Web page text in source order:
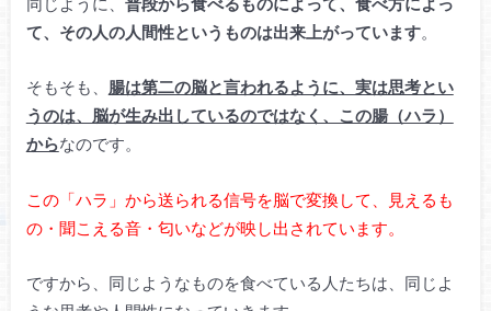
て、その人の人間性というものは出来上がっています。
そもそも、 腸は第二の脳と言われるように、実は思考とい
うのは、脳が生み出しているのではなく、この腸（ハラ）
からなのです。
この「ハラ」から送られる信号を脳で変換して、見えるも
の・聞こえる音・匂いなどが映し出されています。
ですから、同じようなものを食べている人たちは、同じよ